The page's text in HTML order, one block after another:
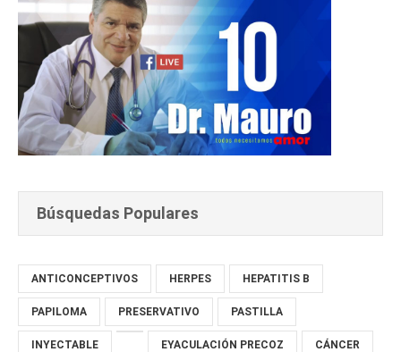
Búsquedas Populares
ANTICONCEPTIVOS HERPES HEPATITIS B
PAPILOMA PRESERVATIVO PASTILLA
INYECTABLE EYACULACIÓN PRECOZ CÁNCER